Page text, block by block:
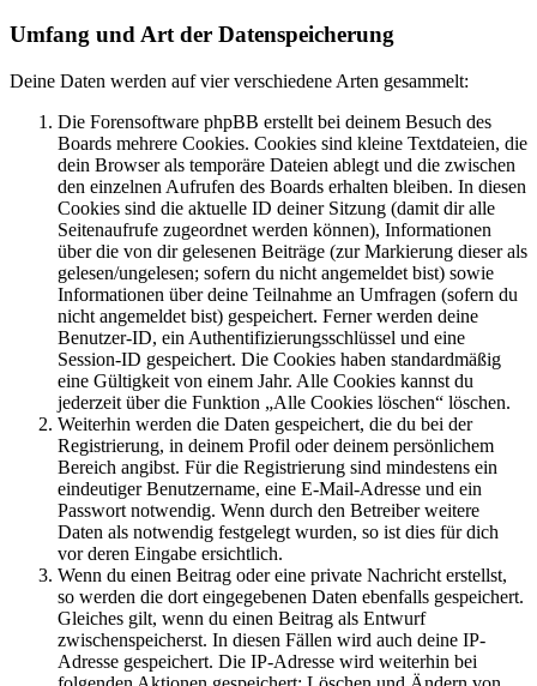
Umfang und Art der Datenspeicherung
Deine Daten werden auf vier verschiedene Arten gesammelt:
Die Forensoftware phpBB erstellt bei deinem Besuch des
Boards mehrere Cookies. Cookies sind kleine Textdateien, die
dein Browser als temporäre Dateien ablegt und die zwischen
den einzelnen Aufrufen des Boards erhalten bleiben. In diesen
Cookies sind die aktuelle ID deiner Sitzung (damit dir alle
Seitenaufrufe zugeordnet werden können), Informationen
über die von dir gelesenen Beiträge (zur Markierung dieser als
gelesen/ungelesen; sofern du nicht angemeldet bist) sowie
Informationen über deine Teilnahme an Umfragen (sofern du
nicht angemeldet bist) gespeichert. Ferner werden deine
Benutzer-ID, ein Authentifizierungsschlüssel und eine
Session-ID gespeichert. Die Cookies haben standardmäßig
eine Gültigkeit von einem Jahr. Alle Cookies kannst du
jederzeit über die Funktion „Alle Cookies löschen“ löschen.
Weiterhin werden die Daten gespeichert, die du bei der
Registrierung, in deinem Profil oder deinem persönlichem
Bereich angibst. Für die Registrierung sind mindestens ein
eindeutiger Benutzername, eine E-Mail-Adresse und ein
Passwort notwendig. Wenn durch den Betreiber weitere
Daten als notwendig festgelegt wurden, so ist dies für dich
vor deren Eingabe ersichtlich.
Wenn du einen Beitrag oder eine private Nachricht erstellst,
so werden die dort eingegebenen Daten ebenfalls gespeichert.
Gleiches gilt, wenn du einen Beitrag als Entwurf
zwischenspeicherst. In diesen Fällen wird auch deine IP-
Adresse gespeichert. Die IP-Adresse wird weiterhin bei